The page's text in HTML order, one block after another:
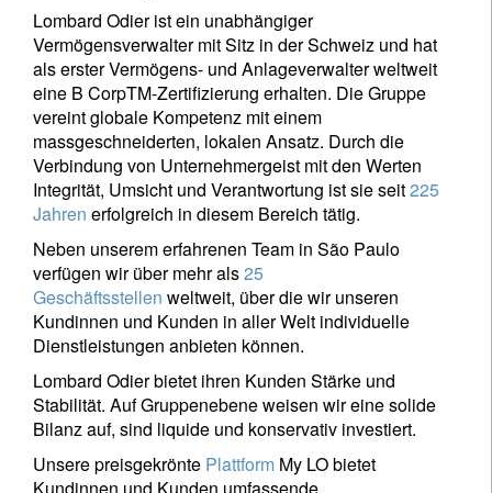
Lombard Odier ist ein unabhängiger
Vermögensverwalter mit Sitz in der Schweiz und hat
als erster Vermögens- und Anlageverwalter weltweit
eine B CorpTM-Zertifizierung erhalten. Die Gruppe
vereint globale Kompetenz mit einem
massgeschneiderten, lokalen Ansatz. Durch die
Verbindung von Unternehmergeist mit den Werten
Integrität, Umsicht und Verantwortung ist sie seit225
Jahren erfolgreich in diesem Bereich tätig.
Neben unserem erfahrenen Team in São Paulo
verfügen wir über mehr als25
Geschäftsstellen weltweit, über die wir unseren
Kundinnen und Kunden in aller Welt individuelle
Dienstleistungen anbieten können.
Lombard Odier bietet ihren Kunden Stärke und
Stabilität. Auf Gruppenebene weisen wir eine solide
Bilanz auf, sind liquide und konservativ investiert.
Unsere preisgekrönte Plattform My LO bietet
Kundinnen und Kunden umfassende